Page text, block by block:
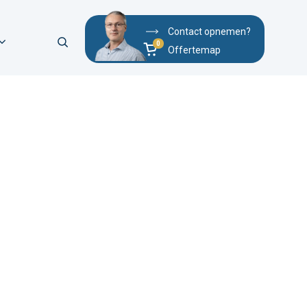
Contact opnemen?
Offertemap